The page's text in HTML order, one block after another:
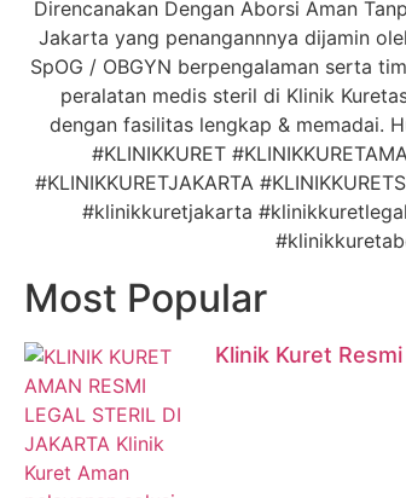
Most Popular
Klinik Kuret